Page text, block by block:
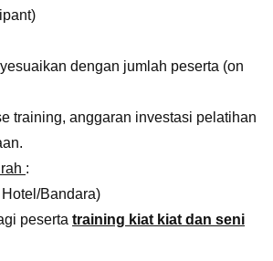
dengan jumlah peserta (on
training, anggaran investasi pelatihan
:
Bandara)
peserta training kiat kiat dan seni